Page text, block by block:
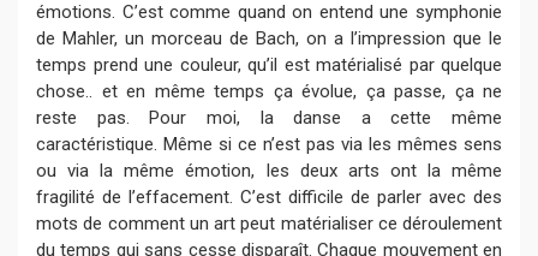
émotions. C’est comme quand on entend une symphonie
de Mahler, un morceau de Bach, on a l’impression que le
temps prend une couleur, qu’il est matérialisé par quelque
chose.. et en même temps ça évolue, ça passe, ça ne
reste pas. Pour moi, la danse a cette même
caractéristique. Même si ce n’est pas via les mêmes sens
ou via la même émotion, les deux arts ont la même
fragilité de l’effacement. C’est difficile de parler avec des
mots de comment un art peut matérialiser ce déroulement
du temps qui sans cesse disparaît. Chaque mouvement en